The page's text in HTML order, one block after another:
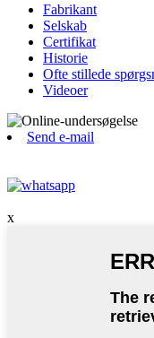
Fabrikant
Selskab
Certifikat
Historie
Ofte stillede
Videoer
Send e-mail
x